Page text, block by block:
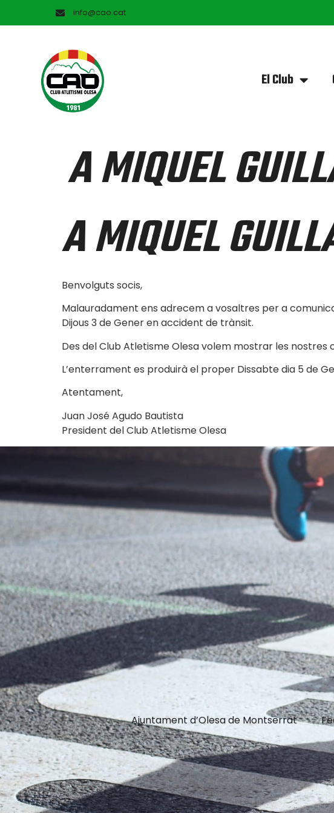
info@cao.cat
El Club
A MIQUEL
A MIQUEL
Benvolguts socis,
Malauradament ens adrecem a vosaltres per a
Dijous 3 de Gener en accident de trànsit.
Des del Club Atletisme Olesa volem mostrar les
L’enterrament es produirà el proper Dissabte dia 5 de
Atentament,
Juan José Agudo Bautista
President del Club Atletisme Olesa
Ajuntament d’Olesa de Montserrat